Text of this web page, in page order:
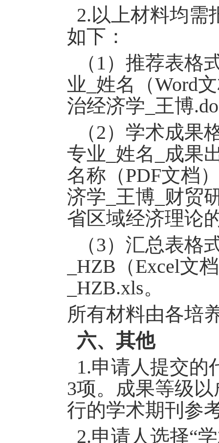
2.以上材料均需
如下 ：
（ 1）推荐表格
业 _姓名（Word
治经济学 _王博
（2） 学术成果
专业 _姓名_ 成果
名称 （PDF文档
济学 _王博_财贸
省区域经济理论
（3）汇总表格
_HZB（Excel文
_HZB.xls。
所有材料由各培
六、其他
1.申请人提交的
3项。成果等级
行的学术期刊参
2.申请人选择“